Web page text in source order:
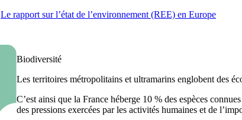
Le rapport sur l’état de l’environnement (REE) en Europe
Biodiversité
Les territoires métropolitains et ultramarins englobent des
C’est ainsi que la France héberge 10 % des espèces
des pressions exercées par les activités humaines et de